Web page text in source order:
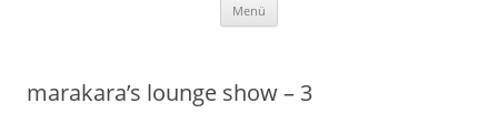
Menü
marakara’s lounge show – 3